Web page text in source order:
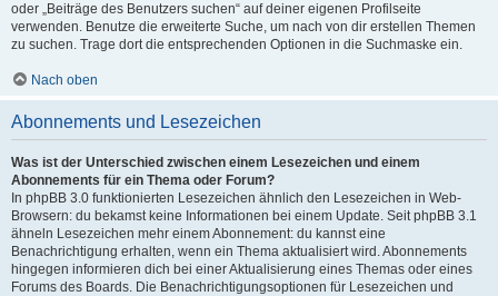
oder „Beiträge des Benutzers suchen“ auf deiner eigenen Profilseite
verwenden. Benutze die erweiterte Suche, um nach von dir erstellen Themen
zu suchen. Trage dort die entsprechenden Optionen in die Suchmaske ein.
Nach oben
Abonnements und Lesezeichen
Was ist der Unterschied zwischen einem Lesezeichen und einem
Abonnements für ein Thema oder Forum?
In phpBB 3.0 funktionierten Lesezeichen ähnlich den Lesezeichen in Web-
Browsern: du bekamst keine Informationen bei einem Update. Seit phpBB 3.1
ähneln Lesezeichen mehr einem Abonnement: du kannst eine
Benachrichtigung erhalten, wenn ein Thema aktualisiert wird. Abonnements
hingegen informieren dich bei einer Aktualisierung eines Themas oder eines
Forums des Boards. Die Benachrichtigungsoptionen für Lesezeichen und